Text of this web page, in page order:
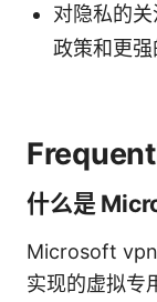
对隐私的
政策和更强
什么是
Microsoft
实现的虚拟专